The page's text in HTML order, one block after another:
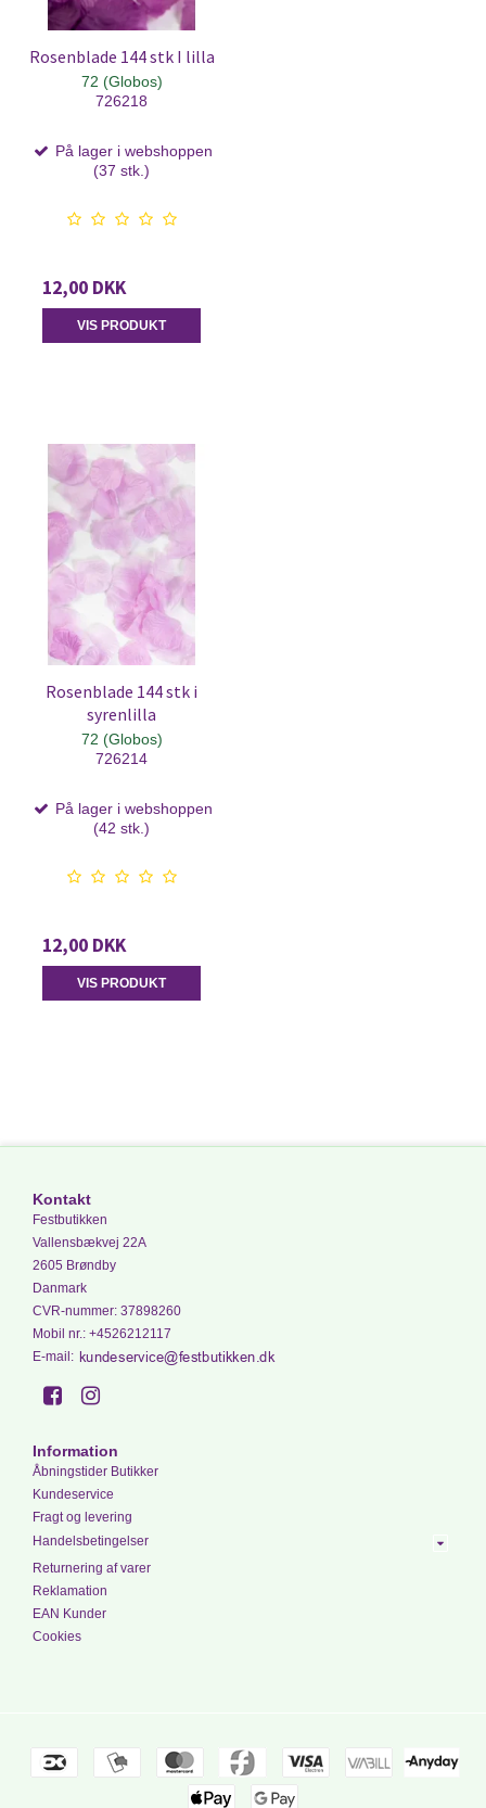
Rosenblade 144 stk I lilla
72 (Globos)
726218
På lager i webshoppen
(37 stk.)
12,00 DKK
VIS PRODUKT
Rosenblade 144 stk i
syrenlilla
72 (Globos)
726214
På lager i webshoppen
(42 stk.)
12,00 DKK
VIS PRODUKT
Kontakt
Festbutikken
Vallensbækvej 22A
2605 Brøndby
Danmark
CVR-nummer: 37898260
Mobil nr.: +4526212117
E-mail :
Information
Åbningstider Butikker
Kundeservice
Fragt og levering
Handelsbetingelser
Returnering af varer
Reklamation
EAN Kunder
Cookies